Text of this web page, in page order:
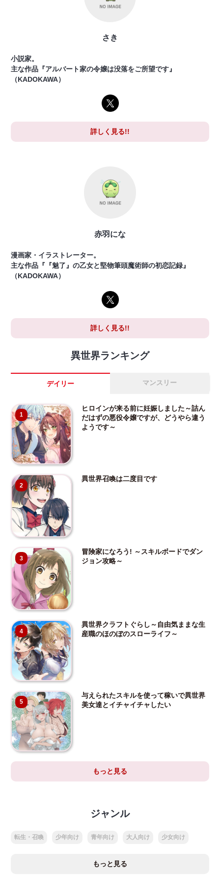
さき
小説家。
主な作品『アルバート家の令嬢は没落をご所望です』
（KADOKAWA）
詳しく見る!!
赤羽にな
漫画家・イラストレーター。
主な作品『『魅了』の乙女と堅物筆頭魔術師の初恋記録』
（KADOKAWA）
詳しく見る!!
異世界ランキング
デイリー マンスリー
1
ヒロインが来る前に妊娠しました～詰ん
だはずの悪役令嬢ですが、どうやら違う
ようです～
2
異世界召喚は二度目です
3
冒険家になろう! ～スキルボードでダン
ジョン攻略～
4
異世界クラフトぐらし～自由気ままな生
産職のほのぼのスローライフ～
5
与えられたスキルを使って稼いで異世界
美女達とイチャイチャしたい
もっと見る
ジャンル
転生・召喚 少年向け 青年向け 大人向け 少女向け
もっと見る